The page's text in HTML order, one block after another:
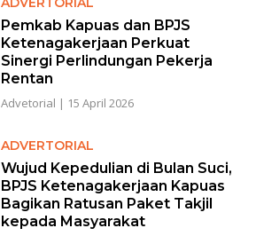
Pemkab Kapuas dan BPJS
Ketenagakerjaan Perkuat
Sinergi Perlindungan Pekerja
Rentan
Advetorial | 15 April 2026
ADVERTORIAL
Wujud Kepedulian di Bulan Suci,
BPJS Ketenagakerjaan Kapuas
Bagikan Ratusan Paket Takjil
kepada Masyarakat